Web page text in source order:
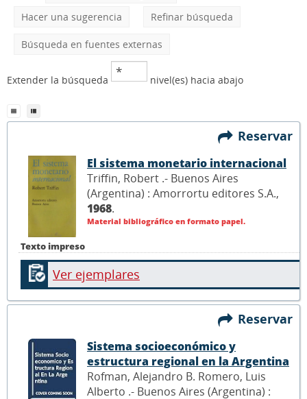
Hacer una sugerencia
Refinar búsqueda
Búsqueda en fuentes externas
Extender la búsqueda nivel(es) hacia abajo
Reservar
Texto impreso
El sistema monetario internacional
Triffin, Robert .- Buenos Aires
(Argentina) : Amorrortu editores S.A.,
1968.
Material bibliográfico en formato papel.
Ver ejemplares
Reservar
Sistema socioeconómico y
estructura regional en la Argentina
Rofman, Alejandro B. Romero, Luis
Alberto .- Buenos Aires (Argentina) :